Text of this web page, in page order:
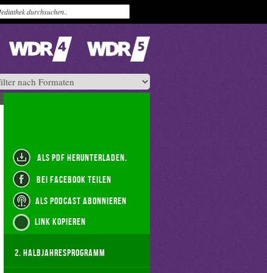
als PDF herunterladen.
bei Facebook teilen
als Podcast abonnieren
Link kopieren
2. Halbjahresprogramm